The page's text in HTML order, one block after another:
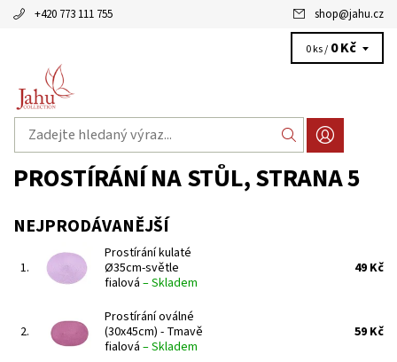
+420 773 111 755 shop@jahu.cz
0 ks / 0 Kč
PROSTÍRÁNÍ NA STŮL, STRANA 5
NEJPRODÁVANĚJŠÍ
1.
Prostírání kulaté
Ø35cm-světle
fialová –Skladem
49 Kč
2.
Prostírání oválné
(30x45cm) - Tmavě
fialová –Skladem
59 Kč